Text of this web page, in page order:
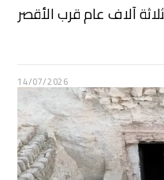
آلاف عام قرب الأقصر
14/07/2026